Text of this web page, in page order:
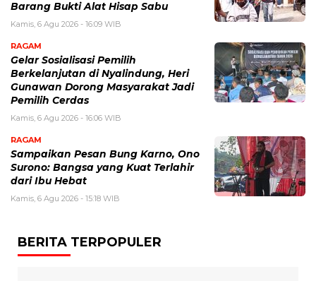
Barang Bukti Alat Hisap Sabu
Kamis, 6 Agu 2026 - 16:09 WIB
RAGAM
Gelar Sosialisasi Pemilih
Berkelanjutan di Nyalindung, Heri
Gunawan Dorong Masyarakat Jadi
Pemilih Cerdas
Kamis, 6 Agu 2026 - 16:06 WIB
RAGAM
Sampaikan Pesan Bung Karno, Ono
Surono: Bangsa yang Kuat Terlahir
dari Ibu Hebat
Kamis, 6 Agu 2026 - 15:18 WIB
BERITA TERPOPULER